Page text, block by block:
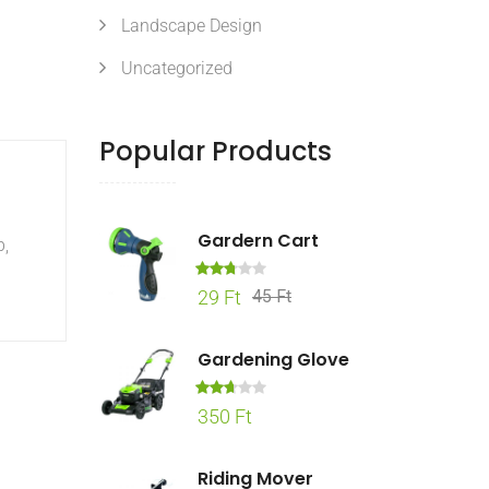
Landscape Design
Uncategorized
Popular Products
Gardern Cart
Érték
elés:
45FtOriginal
was:
29 Ft
Current
is:
Gardening Glove
Érték
elés
/ 5
350 Ft
Riding Mover